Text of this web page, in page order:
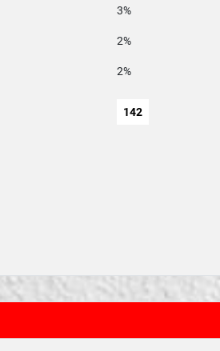
3%
2%
2%
142